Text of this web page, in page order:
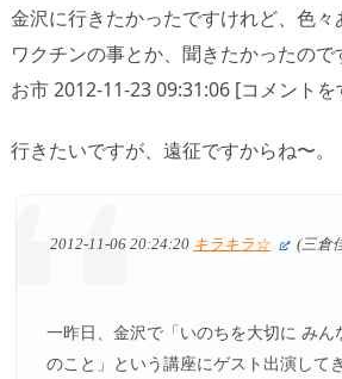
金沢に行きたかったですけれど、色々
ワクチンの事とか、聞きたかったので
お市 2012-11-23 09:31:06 [コメントを
行きたいですが、遠征ですからね〜。
2012-11-06 20:24:20 キラキラ☆
(三倉
一昨日、金沢で「いのちを大切に みん
のこと」という講座にゲスト出演して